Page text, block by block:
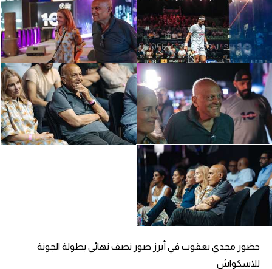
ركن الألعاب
أقسام خاصة
Gamers
ميركاتو
تحقيق في الجول
تقرير في الجول
تحليل في الجول
حكايات في الجول
كويز في الجول
فيديو في الجول
حضور مجدي يعقوب في أبرز صور نصف نهائي بطولة الجونة
للاسكواش